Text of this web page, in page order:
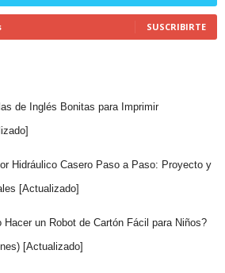
SUSCRIBIRTE
de Inglés Bonitas para Imprimir
Hidráulico Casero Paso a Paso: Proyecto y
[Actualizado]
Hacer un Robot de Cartón Fácil para Niños?
[Actualizado]